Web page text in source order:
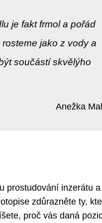
je fakt frmol a pořád
jako z vody a
součástí skvělýho
Anežka
prostudování inzerátu a
zdůrazněte ty,
proč vás daná